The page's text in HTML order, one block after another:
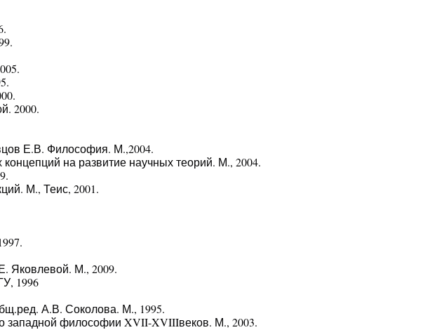
2000.
Е.В. Философия. М.,2004.
на развитие научных теорий. М., 2004.
М., Теис, 2001.
Яковлевой. М., 2009.
1996
А.В. Соколова. М., 1995.
философии XVII-XVIIIвеков. М., 2003.